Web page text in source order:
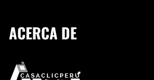
ACERCA DE